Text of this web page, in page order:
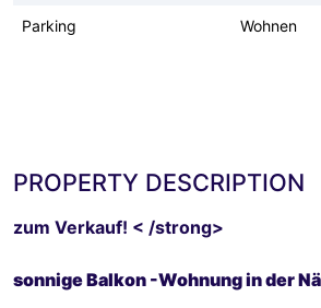
Parking Wohnen
PROPERTY DESCRIPTION
zum Verkauf! < /strong>
sonnige Balkon -Wohnung in der